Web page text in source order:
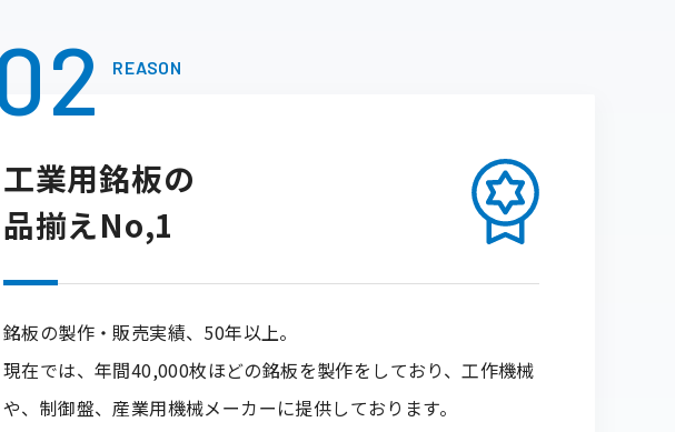
REASON
工業用銘板の
品揃えNo,1
銘板の製作・販売実績、50年以上。
現在では、年間40,000枚ほどの銘板を製作をしており、工作機械
や、制御盤、産業用機械メーカーに提供しております。